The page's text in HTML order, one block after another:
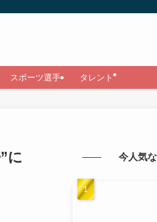
スポーツ選手 タレント
に
今人気